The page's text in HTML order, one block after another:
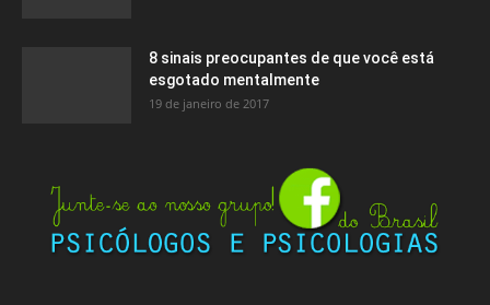
8 sinais preocupantes de que você está
esgotado mentalmente
19 de janeiro de 2017